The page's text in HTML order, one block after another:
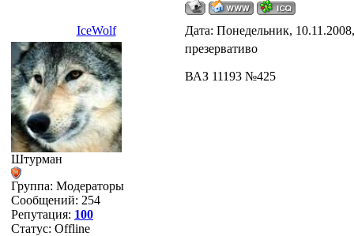
IceWolf Дата: Понедельник,
Штурман
Группа: Модераторы
Сообщений: 254
Репутация: 100
Статус: Offline
презервативо
ВАЗ 11193 №425